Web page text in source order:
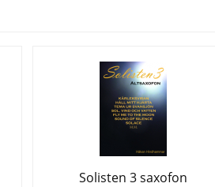
Solisten 3 saxofon